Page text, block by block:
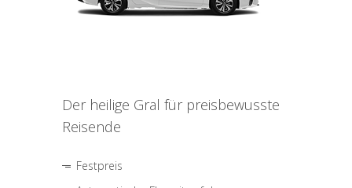
Der heilige Gral für preisbewusste
Reisende
Festpreis